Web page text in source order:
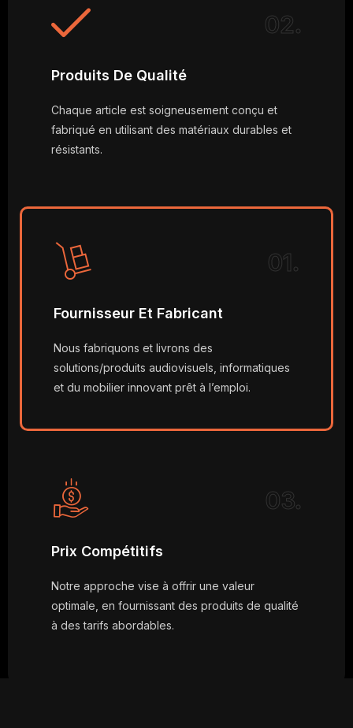
02.
Produits De Qualité
Chaque article est soigneusement conçu et
fabriqué en utilisant des matériaux durables et
résistants.
01.
Fournisseur Et Fabricant
Nous fabriquons et livrons des
solutions/produits audiovisuels, informatiques
et du mobilier innovant prêt à l’emploi.
03.
Prix Compétitifs
Notre approche vise à offrir une valeur
optimale, en fournissant des produits de qualité
à des tarifs abordables.